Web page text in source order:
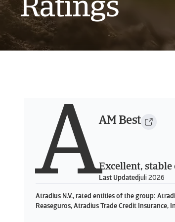
Ratings
AAM Best
Excellent,
Last Updatedjuli 2026
Atradius N.V., rated entities of the group:
Reaseguros, Atradius Trade Credit Insurance,